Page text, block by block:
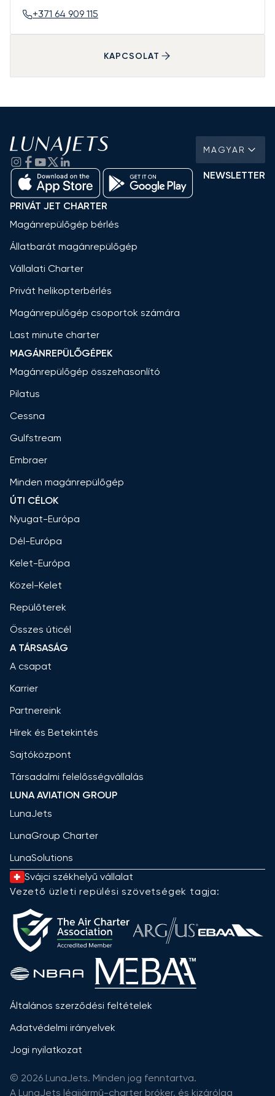
+371 64 909 115
KAPCSOLAT
MAGYAR
NEWSLETTER
PRIVÁT JET CHARTER
Magánrepülőgép bérlés
Állatbarát magánrepülőgép
Vállalati Charter
Privát helikopterbérlés
Magánrepülőgép csoportok számára
Last minute charter
MAGÁNREPÜLŐGÉPEK
Magánrepülőgép összehasonlító
Pilatus
Cessna
Gulfstream
Embraer
Minden magánrepülőgép
ÚTI CÉLOK
Nyugat-Európa
Dél-Európa
Kelet-Európa
Közel-Kelet
Repülőterek
Összes úticél
A TÁRSASÁG
A csapat
Karrier
Partnereink
Hírek és Betekintés
Sajtóközpont
Társadalmi felelősségvállalás
LUNA AVIATION GROUP
LunaJets
LunaGroup Charter
LunaSolutions
Svájci székhelyű vállalat
Vezető üzleti repülési szövetségek tagja:
Általános szerződési feltételek
Adatvédelmi irányelvek
Jogi nyilatkozat
© 2026 LunaJets. Minden jog fenntartva.
A LunaJets légijármű-charter bróker, és kizárólag